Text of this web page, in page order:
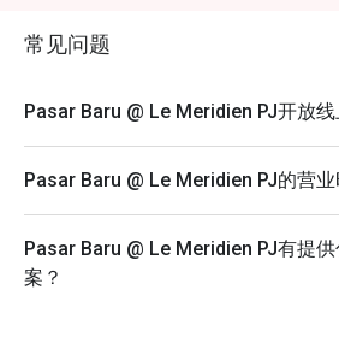
Notes:
above) enjoy a 50% discount.
more details, please contact the
Terms and Conditions:
1. Discount is not applicable to
常见问题
Pasar Baru @ Le Meridien PJ开放线
Pasar Baru @ Le Meridien PJ的营业
Pasar Baru @ Le Meridien PJ有提
案？